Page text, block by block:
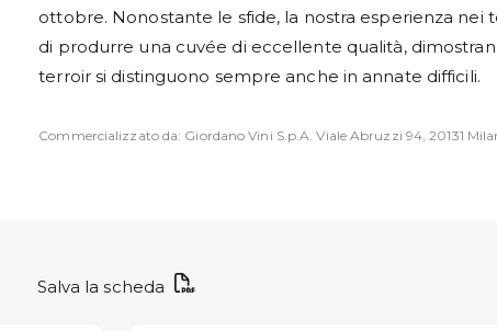
ottobre. Nonostante le sfide, la nostra esperienza nei
di produrre una cuvée di eccellente qualità,
terroir si distinguono sempre anche in annate difficili.
Commercializzato da: Giordano Vini S.p.A. Viale Abruzzi 94, 20131
Salva la scheda